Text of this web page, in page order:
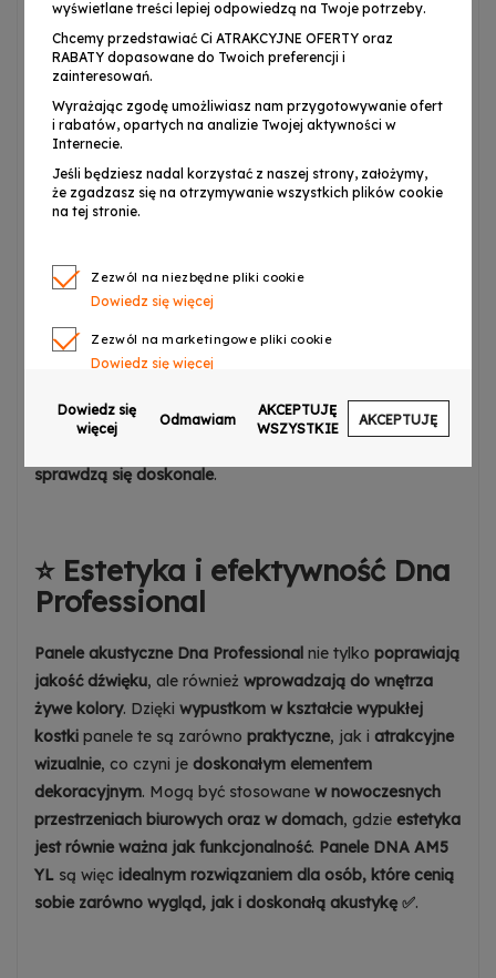
⭐ Łatwa instalacja i
wielofunkcyjność
Panele akustyczne DNA AM5 YLsąsamoprzylepne
dziękimocnemu klejowi zabezpieczonemu taśmą
ochronną
toidealne rozwiązanie dla biur, sal konferencyjnych,
studiów nagraniowych i domowych kin
funkcjonalności i łatwości montażu, panele mogą być
również wykorzystywane
słuchania ✅. Wszędzie tam, gdzie kluczowe jest
sprawdzą się doskonale.
⭐ Estetyka i efektywność Dna
Professional
Panele akustyczne Dna Professional nie tylko poprawiają
jakość dźwięku, ale również wprowadzają do wnętrza
żywe kolory. Dzięki wypustkom w kształcie wypukłej
kostki panele te są zarówno praktyczne, jak i atrakcyjne
wizualnie, co czyni je doskonałym elementem
dekoracyjnym. Mogą być stosowane w nowoczesnych
przestrzeniach biurowych oraz w domach, gdzie estetyka
jest równie ważna jak funkcjonalność. Panele DNA AM5
YL są więc idealnym rozwiązaniem dla osób, które cenią
sobie zarówno wygląd, jak i doskonałą akustykę ✅.
wyświetlane treści lepiej odpowiedzą na Twoje potrzeby.
Chcemy przedstawiać Ci ATRAKCYJNE OFERTY oraz
RABATY dopasowane do Twoich preferencji i
zainteresowań.
Wyrażając zgodę umożliwiasz nam przygotowywanie ofert
i rabatów, opartych na analizie Twojej aktywności w
Internecie.
Jeśli będziesz nadal korzystać z naszej strony, założymy,
że zgadzasz się na otrzymywanie wszystkich plików cookie
na tej stronie.
Zezwól na niezbędne pliki cookie
Dowiedz się więcej
Zezwól na marketingowe pliki cookie
Dowiedz się więcej
Zezwól na pliki cookie dotyczące preferencji
Dowiedz się więcej
Zezwól na ciasteczka analityczne
Dowiedz się więcej
Dowiedz się więcej
Zezwalaj na reklamy spersonalizowane
Dowiedz się więcej
Dowiedz się
więcej
Odmawiam
AKCEPTUJĘ
WSZYSTKIE
AKCEPTUJĘ